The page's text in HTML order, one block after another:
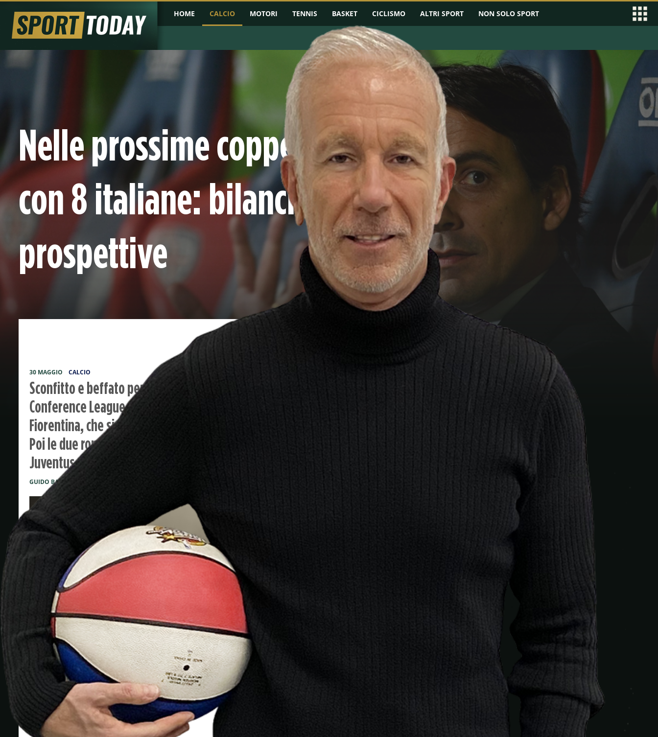
HOME CALCIO MOTORI TENNIS BASKET CICLISMO ALTRI SPORT NON SOLO SPORT
PROBABILI FORMAZIONI CHAMPIONS LEAGUE EUROPA LEAGUE CONFERENCE LEAGUE SERIE B
Nelle prossime coppe europee
con 8 italiane: bilancio e
prospettive
30 MAGGIO CALCIO
Sconfitto e beffato per il secondo anno consecutivo in finale di
Conference League, Italiano lascia così con un'altra delusione la
Fiorentina, che si conferma ancora nella terza competizione Uefa.
Poi le due romane in Europa League e la Champions con Inter, Milan,
Juventus, Bologna e Atalanta.
GUIDO BAGATTA
Il commento di Guido Bagatta dopo la sconfitta della Fiorentina in finale di Conference League